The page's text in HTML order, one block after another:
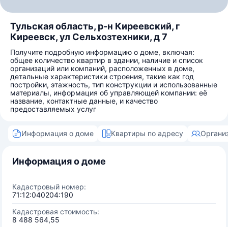
Тульская область, р-н Киреевский, г
Киреевск, ул Сельхозтехники, д 7
Получите подробную информацию о доме, включая:
общее количество квартир в здании, наличие и список
организаций или компаний, расположенных в доме,
детальные характеристики строения, такие как год
постройки, этажность, тип конструкции и использованные
материалы, информация об управляющей компании: её
название, контактные данные, и качество
предоставляемых услуг
Информация о доме Квартиры по адресу
Информация о доме
Кадастровый номер:
71:12:040204:190
Кадастровая стоимость:
8 488 564,55